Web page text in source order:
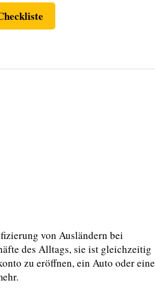
von Ausländern bei
des Alltags, sie ist gleichzeitig
zu eröffnen, ein Auto oder eine